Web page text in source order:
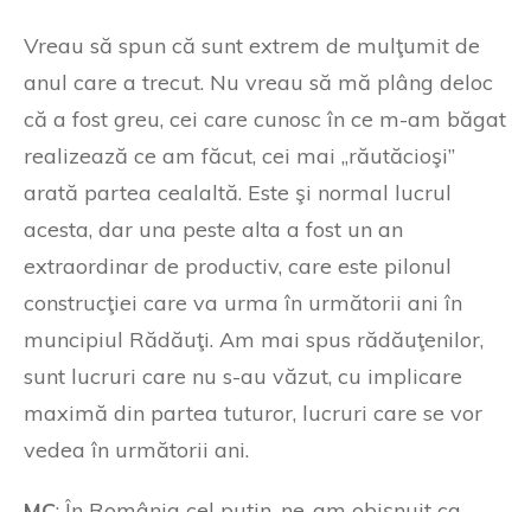
Vreau să spun că sunt extrem de mulţumit de
anul care a trecut. Nu vreau să mă plâng deloc
că a fost greu, cei care cunosc în ce m-am băgat
realizează ce am făcut, cei mai „răutăcioşi”
arată partea cealaltă. Este şi normal lucrul
acesta, dar una peste alta a fost un an
extraordinar de productiv, care este pilonul
construcţiei care va urma în următorii ani în
muncipiul Rădăuţi. Am mai spus rădăuţenilor,
sunt lucruri care nu s-au văzut, cu implicare
maximă din partea tuturor, lucruri care se vor
vedea în următorii ani.